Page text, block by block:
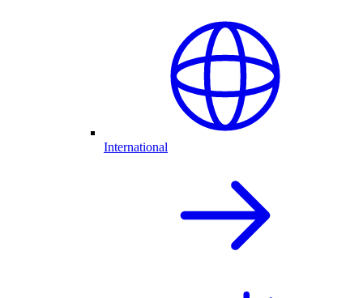
International